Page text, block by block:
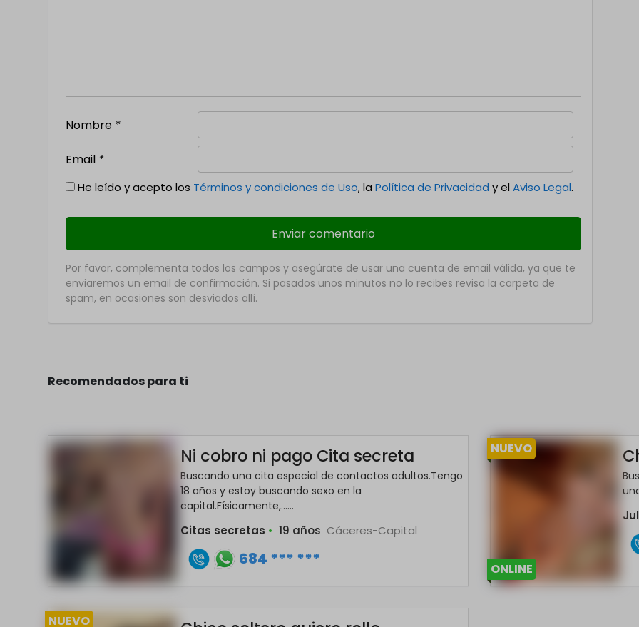
Nombre *
Email *
He leído y acepto los Términos y condiciones de Uso, laPolítica de Privacidad y elAviso Legal.
Por favor, complementa todos los campos y asegúrate de usar una cuenta de email válida, ya que te
enviaremos un email de confirmación. Si pasados unos minutos no lo recibes revisa la carpeta de
spam, en ocasiones son desviados allí.
Recomendados para ti
Ni cobro ni pago Cita secreta
Buscando una cita especial de contactos adultos.Tengo
18 años y estoy buscando sexo en la
capital.Físicamente,......
Citas secretas • 19 años Cáceres-Capital
684 *** ***
NUEVO
ONLINE
NUEVO